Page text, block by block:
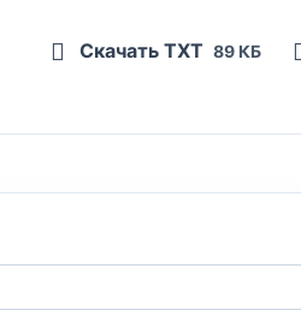
Скачать TXT 89 КБ